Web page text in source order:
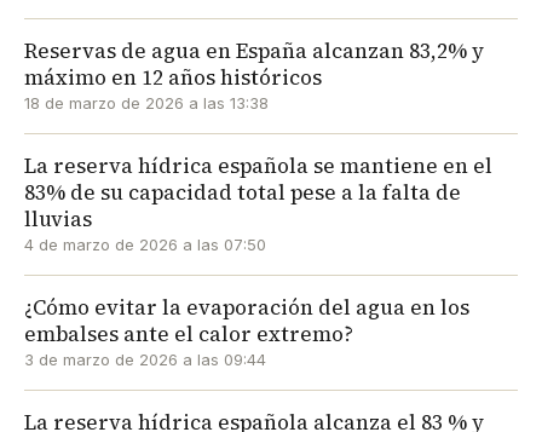
Reservas de agua en España alcanzan 83,2% y
máximo en 12 años históricos
18 de marzo de 2026 a las 13:38
La reserva hídrica española se mantiene en el
83% de su capacidad total pese a la falta de
lluvias
4 de marzo de 2026 a las 07:50
¿Cómo evitar la evaporación del agua en los
embalses ante el calor extremo?
3 de marzo de 2026 a las 09:44
La reserva hídrica española alcanza el 83 % y